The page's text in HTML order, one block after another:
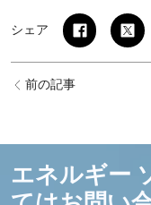
シェア
前の記事
エネルギー